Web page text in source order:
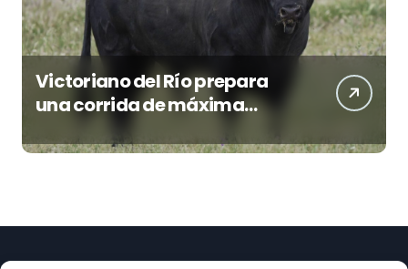
Victoriano del Río prepara
una corrida de máxima
seriedad para Ciudad Real
(En Vídeo)